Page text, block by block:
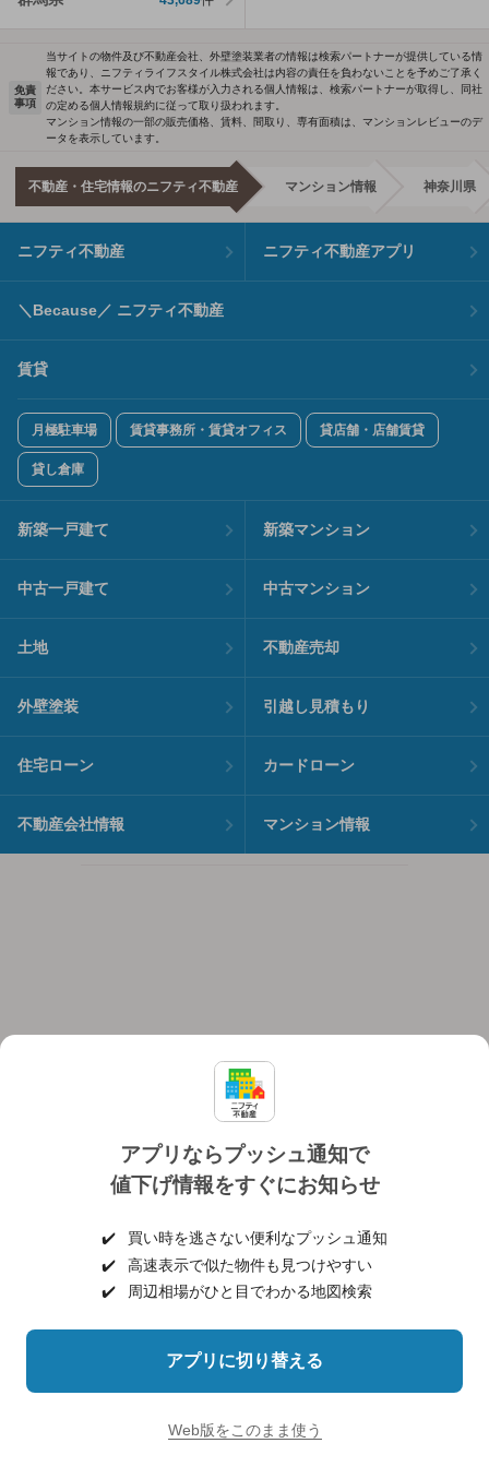
アプリならプッシュ通知で
値下げ情報をすぐにお知らせ
✔️
買い時を逃さない便利なプッシュ通知
✔️
高速表示で似た物件も見つけやすい
✔️
周辺相場がひと目でわかる地図検索
アプリに切り替える
Web版をこのまま使う
免責
事項
当サイトの物件及び不動産会社、外壁塗装業者の情報は検索パートナーが提供している情
報であり、ニフティライフスタイル株式会社は内容の責任を負わないことを予めご了承く
ださい。本サービス内でお客様が入力される個人情報は、検索パートナーが取得し、同社
の定める個人情報規約に従って取り扱われます。
マンション情報の一部の販売価格、賃料、間取り、専有面積は、マンションレビューのデ
ータを表示しています。
不動産・住宅情報のニフティ不動産 マンション情報 神奈川県
ニフティ不動産 ニフティ不動産アプリ
＼Because／ ニフティ不動産
賃貸
月極駐車場 賃貸事務所・賃貸オフィス 貸店舗・店舗賃貸
貸し倉庫
新築一戸建て 新築マンション
中古一戸建て 中古マンション
土地 不動産売却
外壁塗装 引越し見積もり
住宅ローン カードローン
不動産会社情報 マンション情報
個人情報保護ポリシー 利用規約
ヘルプ・お問い合わせ 採用情報
©NIFTY Lifestyle Co., Ltd.